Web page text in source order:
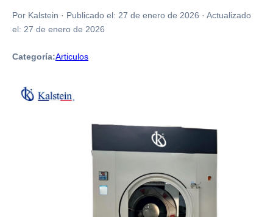
Por Kalstein · Publicado el: 27 de enero de 2026 · Actualizado
el: 27 de enero de 2026
Categoría:Articulos